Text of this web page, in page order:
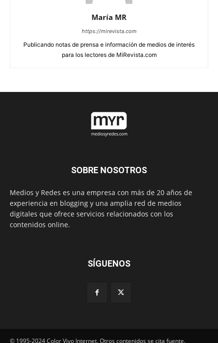
María MR
https://mirevista.com
Publicando notas de prensa e información de medios de interés
para los lectores de MiRevista.com
SOBRE NOSOTROS
Medios y Redes es una empresa con más de 20 años de
experiencia en blogging y una amplia red de medios
digitales que ofrece servicios relacionados con los
contenidos online.
SÍGUENOS
© 1995-2024 Color Vivo Internet. Otros contenidos se cita fuente.